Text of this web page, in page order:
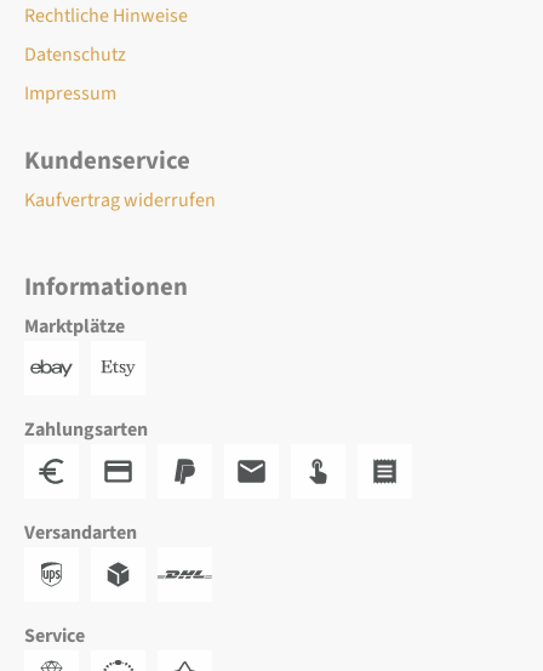
Rechtliche Hinweise
Datenschutz
Impressum
Kundenservice
Kaufvertrag widerrufen
Informationen
Marktplätze
Zahlungsarten
Versandarten
Service